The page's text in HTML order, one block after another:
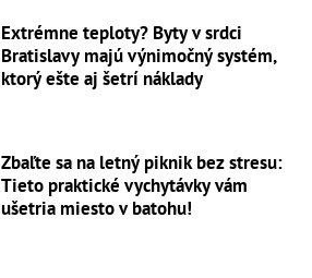
Extrémne teploty? Byty v srdci
Bratislavy majú výnimočný systém,
ktorý ešte aj šetrí náklady
Zbaľte sa na letný piknik bez stresu:
Tieto praktické vychytávky vám
ušetria miesto v batohu!